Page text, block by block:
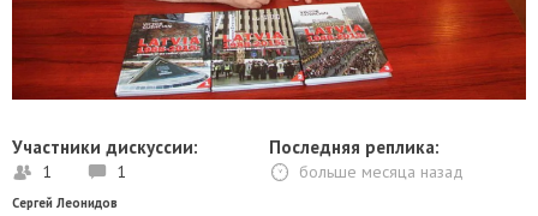
Участники дискуссии:
1 1
Последняя реплика:
больше месяца назад
Сергей Леонидов